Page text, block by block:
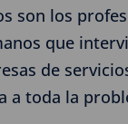
son los
que
de
a toda la